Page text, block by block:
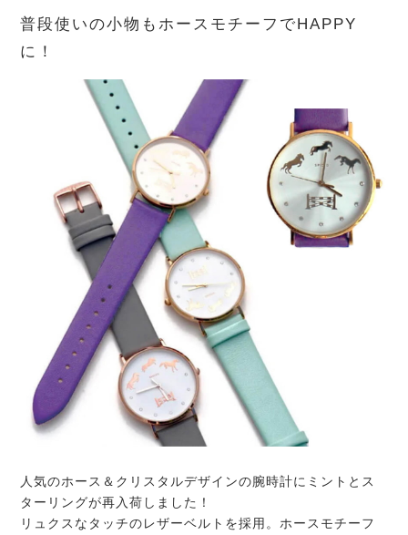
普段使いの小物もホースモチーフでHAPPY
に！
人気のホース＆クリスタルデザインの腕時計にミントとス
ターリングが再入荷しました！
リュクスなタッチのレザーベルトを採用。ホースモチーフ